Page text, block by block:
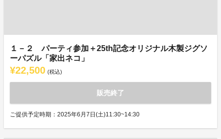
１－２ パーティ参加＋25th記念オリジナル木製ジグソ
ーパズル「家出ネコ」
¥22,500 (税込)
販売終了
ご提供予定時期：2025年6月7日(土)11:30~14:30